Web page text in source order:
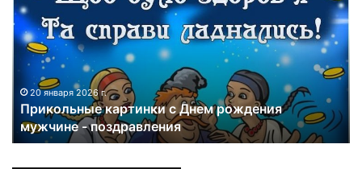
и
к
о
к
20 января 2026 г.
Прикольные картинки с Днем рождения
мужчине - поздравления